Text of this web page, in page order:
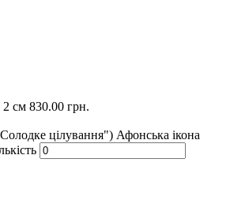
2 см 830.00 грн.
цілування") Афонська ікона